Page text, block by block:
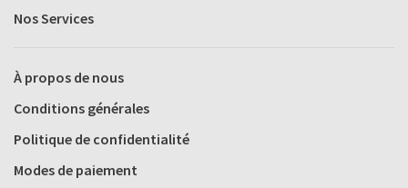
Nos Services
À propos de nous
Conditions générales
Politique de confidentialité
Modes de paiement